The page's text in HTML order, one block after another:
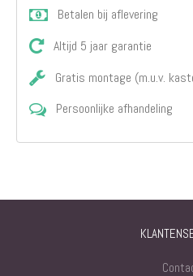
Betalen bij aflevering
Altijd 5 jaar garantie
Gratis montage (m.u.v.
Persoonlijke afhandeling